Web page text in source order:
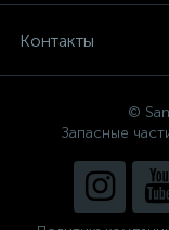
Контакты
©
Запасные